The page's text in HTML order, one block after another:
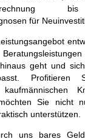
für
geht und
Profitieren
kaufmännischen
Sie nicht
unterstützen.
uns bares